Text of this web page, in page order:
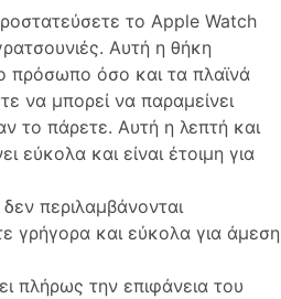
το Apple Watch
Αυτή η θήκη
πρόσωπο όσο και τα πλαϊνά
να μπορεί να παραμείνει
το πάρετε. Αυτή η λεπτή και
εύκολα και είναι έτοιμη για
περιλαμβάνονται
γρήγορα και εύκολα για άμεση
πλήρως την επιφάνεια του